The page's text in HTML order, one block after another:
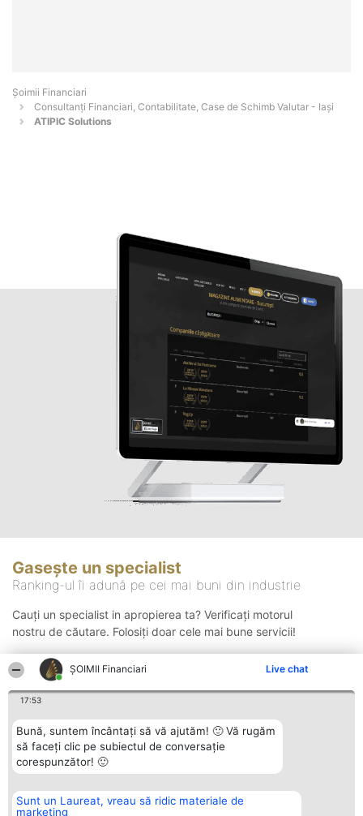
ȘOIMII Financiari Live chat
17:53
Bună, suntem încântați să vă ajutăm! 🙂 Vă rugăm
să faceți clic pe subiectul de conversație
corespunzător! 🙂
Sunt un Laureat, vreau să ridic materiale de
marketing
Șoimii Financiari
Consultanți Financiari, Contabilitate, Case de Schimb Valutar - Iaşi
ATIPIC Solutions
Gasește un specialist
Ranking-ul îi adună pe cei mai buni din industrie
Cauți un specialist in apropierea ta? Verificați motorul
nostru de căutare. Folosiți doar cele mai bune servicii!
Organizator Ranking
BRIGHT SOLUTIONS BR SRL
Plebiscyt Contact